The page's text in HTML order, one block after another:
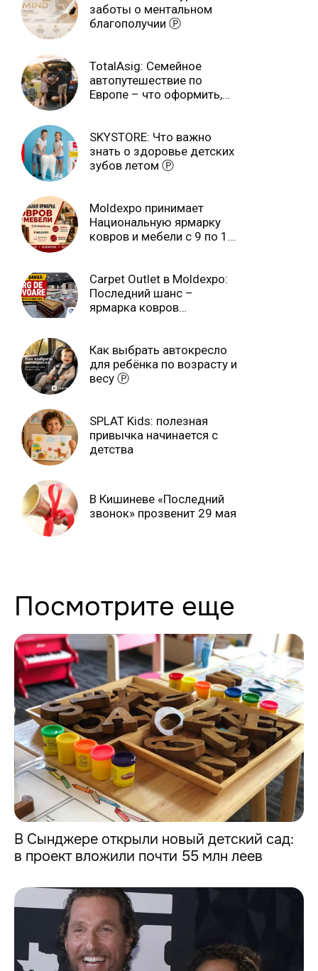
заботы о ментальном
благополучии Ⓟ
TotalAsig: Семейное
автопутешествие по
Европе – что оформить,
SKYSTORE: Что важно
знать о здоровье детских
зубов летом Ⓟ
Moldexpo принимает
Национальную ярмарку
ковров и мебели с 9 по 14
Carpet Outlet в Moldexpo:
Последний шанс –
ярмарка ковров
Как выбрать автокресло
для ребёнка по возрасту и
весу Ⓟ
SPLAT Kids: полезная
привычка начинается с
детства
В Кишиневе «Последний
звонок» прозвенит 29 мая
Посмотрите еще
В Сынджере открыли новый детский сад:
в проект вложили почти 55 млн леев